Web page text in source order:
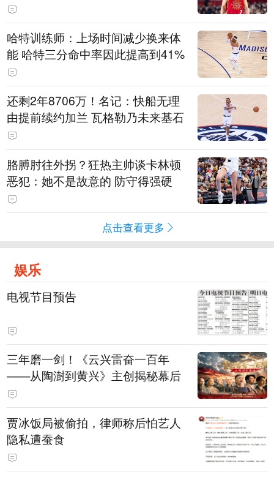
哈特训练师：上场时间减少换来体
能 哈特三分命中率因此提高到41%
还剩2年8706万！名记：快船无理
由提前续约加兰 瓦格勒乃未来基石
胳膊肘往外拐？狂热主帅谈卡林顿
恶犯：她不是故意的 防守得强硬
点击查看更多
娱乐
电视节目预告
三年磨一剑！《云兴雷奋一百年
——从陶澍到黄兴》主创揭秘幕后
贾冰饭局被偷拍，律师称后怕艺人
隐私遭蚕食